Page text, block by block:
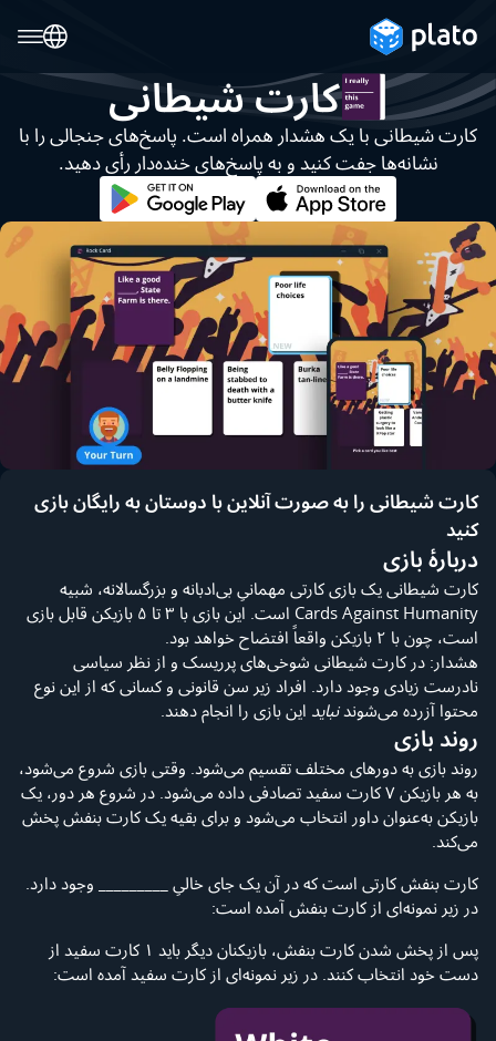
کارت شیطانی
کارت شیطانی با یک هشدار همراه است. پاسخ‌های جنجالی را با
نشانه‌ها جفت کنید و به پاسخ‌های خنده‌دار رأی دهید.
کارت شیطانی را به صورت آنلاین با دوستان به رایگان بازی
کنید
دربارهٔ بازی
کارت شیطانی یک بازی کارتی مهمانیِ بی‌ادبانه و بزرگسالانه، شبیه
Cards Against Humanity است. این بازی با ۳ تا ۵ بازیکن قابل بازی
است، چون با ۲ بازیکن واقعاً افتضاح خواهد بود.
هشدار: در کارت شیطانی شوخی‌های پرریسک و از نظر سیاسی
نادرست زیادی وجود دارد. افراد زیر سن قانونی و کسانی که از این نوع
محتوا آزرده می‌شوندنباید این بازی را انجام دهند.
روند بازی
روند بازی به دورهای مختلف تقسیم می‌شود. وقتی بازی شروع می‌شود،
به هر بازیکن ۷ کارت سفید تصادفی داده می‌شود. در شروع هر دور، یک
بازیکن به‌عنوان داور انتخاب می‌شود و برای بقیه یک کارت بنفش پخش
می‌کند.
کارت بنفش کارتی است که در آن یک جای خالیِ _________ وجود دارد.
در زیر نمونه‌ای از کارت بنفش آمده است:
پس از پخش شدن کارت بنفش، بازیکنان دیگر باید ۱ کارت سفید از
دست خود انتخاب کنند. در زیر نمونه‌ای از کارت سفید آمده است: